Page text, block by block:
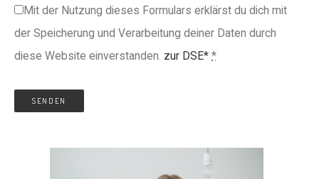
Mit der Nutzung dieses Formulars erklärst du dich mit
der Speicherung und Verarbeitung deiner Daten durch
diese Website einverstanden. zur DSE* *